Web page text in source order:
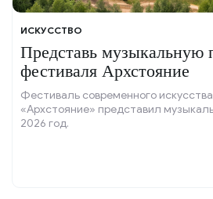
ИСКУССТВО
Представь музыкальную
фестиваля Архстояние
Фестиваль современного
«Архстояние» представил
2026 год.